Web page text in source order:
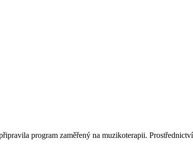
program zaměřený na muzikoterapii.